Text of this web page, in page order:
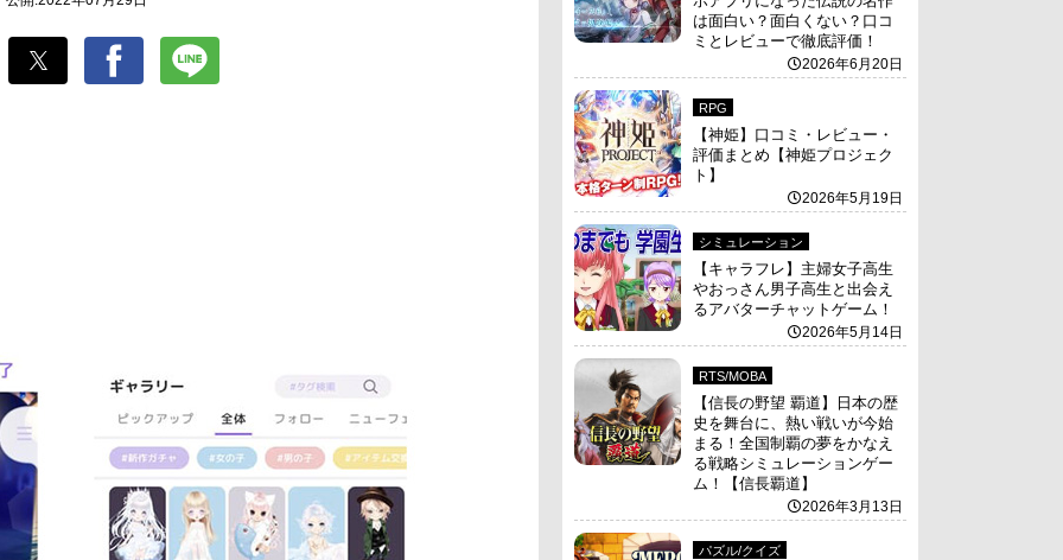
は面白い？面白くない？口コ
ミとレビューで徹底評価！
2026年6月20日
RPG
【神姫】口コミ・レビュー・
評価まとめ【神姫プロジェク
ト】
2026年5月19日
シミュレーション
【キャラフレ】主婦女子高生
やおっさん男子高生と出会え
るアバターチャットゲーム！
2026年5月14日
RTS/MOBA
【信長の野望 覇道】日本の歴
史を舞台に、熱い戦いが今始
まる！全国制覇の夢をかなえ
る戦略シミュレーションゲー
ム！【信長覇道】
2026年3月13日
パズル/クイズ